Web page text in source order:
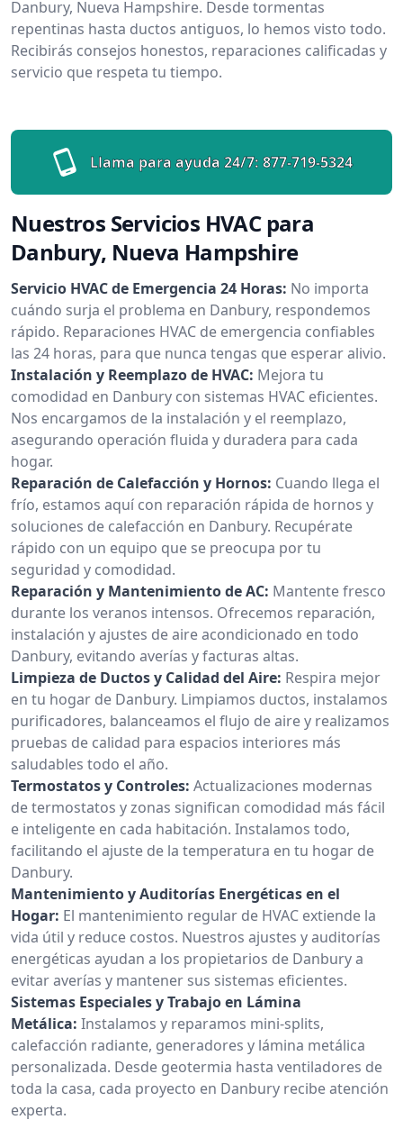
Danbury, Nueva Hampshire. Desde tormentas
repentinas hasta ductos antiguos, lo hemos visto todo.
Recibirás consejos honestos, reparaciones calificadas y
servicio que respeta tu tiempo.
Llama para ayuda 24/7: 877-719-5324
Nuestros Servicios HVAC para
Danbury, Nueva Hampshire
Servicio HVAC de Emergencia 24 Horas: No importa
cuándo surja el problema en Danbury, respondemos
rápido. Reparaciones HVAC de emergencia confiables
las 24 horas, para que nunca tengas que esperar alivio.
Instalación y Reemplazo de HVAC: Mejora tu
comodidad en Danbury con sistemas HVAC eficientes.
Nos encargamos de la instalación y el reemplazo,
asegurando operación fluida y duradera para cada
hogar.
Reparación de Calefacción y Hornos: Cuando llega el
frío, estamos aquí con reparación rápida de hornos y
soluciones de calefacción en Danbury. Recupérate
rápido con un equipo que se preocupa por tu
seguridad y comodidad.
Reparación y Mantenimiento de AC: Mantente fresco
durante los veranos intensos. Ofrecemos reparación,
instalación y ajustes de aire acondicionado en todo
Danbury, evitando averías y facturas altas.
Limpieza de Ductos y Calidad del Aire: Respira mejor
en tu hogar de Danbury. Limpiamos ductos, instalamos
purificadores, balanceamos el flujo de aire y realizamos
pruebas de calidad para espacios interiores más
saludables todo el año.
Termostatos y Controles: Actualizaciones modernas
de termostatos y zonas significan comodidad más fácil
e inteligente en cada habitación. Instalamos todo,
facilitando el ajuste de la temperatura en tu hogar de
Danbury.
Mantenimiento y Auditorías Energéticas en el
Hogar: El mantenimiento regular de HVAC extiende la
vida útil y reduce costos. Nuestros ajustes y auditorías
energéticas ayudan a los propietarios de Danbury a
evitar averías y mantener sus sistemas eficientes.
Sistemas Especiales y Trabajo en Lámina
Metálica: Instalamos y reparamos mini-splits,
calefacción radiante, generadores y lámina metálica
personalizada. Desde geotermia hasta ventiladores de
toda la casa, cada proyecto en Danbury recibe atención
experta.